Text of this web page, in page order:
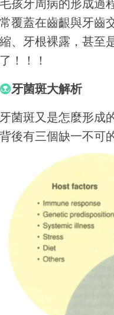
毛孩牙周病的形成過
常覆蓋在齒齦與牙齒
縮、牙根裸露，甚至
了！！！
牙菌斑大解析
牙菌斑又是怎麼形成
背後有三個缺一不可